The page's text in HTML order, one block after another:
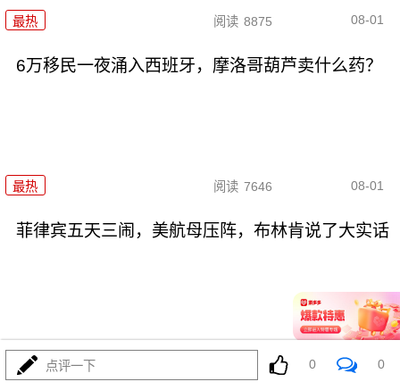
最热 阅读 8875 08-01
6万移民一夜涌入西班牙，摩洛哥葫芦卖什么药？
最热 阅读 7646 08-01
菲律宾五天三闹，美航母压阵，布林肯说了大实话
最热 阅读 26753
点评一下 0 0